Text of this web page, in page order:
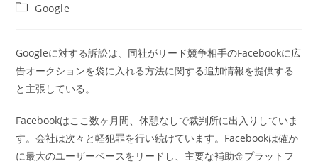
者:
投
テ
ゴ
リ
ー:
Google
Googleに対する訴訟は、同社がリード競争相手のFacebookに広
告オークションを袋に入れる方法に関する追加情報を提供する
と主張している。
Facebookはここ数ヶ月間、休憩なしで裁判所に出入りしていま
す。会社は次々と軽犯罪を行い続けています。Facebookは確か
に最大のユーザーベースをリードし、主要な補助金プラットフ